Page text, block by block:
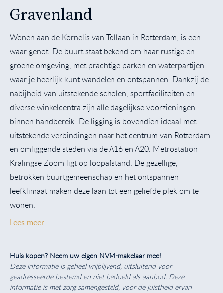
Gravenland
Wonen aan de Kornelis van Tollaan in Rotterdam, is een
waar genot. De buurt staat bekend om haar rustige en
groene omgeving, met prachtige parken en waterpartijen
waar je heerlijk kunt wandelen en ontspannen. Dankzij de
nabijheid van uitstekende scholen, sportfaciliteiten en
diverse winkelcentra zijn alle dagelijkse voorzieningen
binnen handbereik. De ligging is bovendien ideaal met
uitstekende verbindingen naar het centrum van Rotterdam
en omliggende steden via de A16 en A20. Metrostation
Kralingse Zoom ligt op loopafstand. De gezellige,
betrokken buurtgemeenschap en het ontspannen
leefklimaat maken deze laan tot een geliefde plek om te
wonen.
Lees meer
Huis kopen? Neem uw eigen NVM-makelaar mee!
Deze informatie is geheel vrijblijvend, uitsluitend voor
geadresseerde bestemd en niet bedoeld als aanbod. Deze
informatie is met zorg samengesteld, voor de juistheid ervan